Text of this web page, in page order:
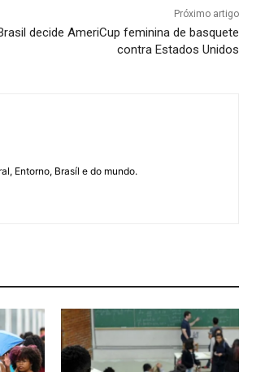
Próximo artigo
decide AmeriCup feminina de basquete
contra Estados Unidos
Entorno, Brasíl e do mundo.